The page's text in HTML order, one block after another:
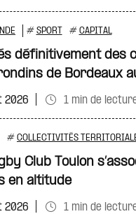
ma sélection
ma sélection
# SPORT # CAPITAL
définitivement des
de Bordeaux
2026 1 min de
# COLLECTIVITÉS
Club Toulon
en altitude
2026 1 min de